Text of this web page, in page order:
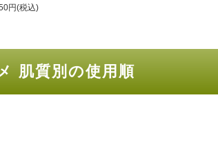
円(税込)
肌質別の使用順